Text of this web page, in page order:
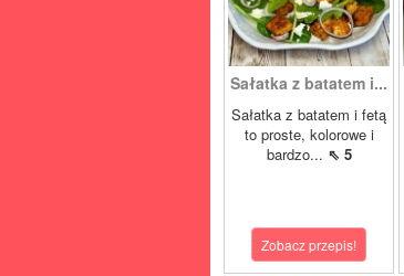
Sałatka z batatem i...
Sałatka z batatem i fetą
to proste, kolorowe i
bardzo... ⇖ 5
Zobacz przepis!